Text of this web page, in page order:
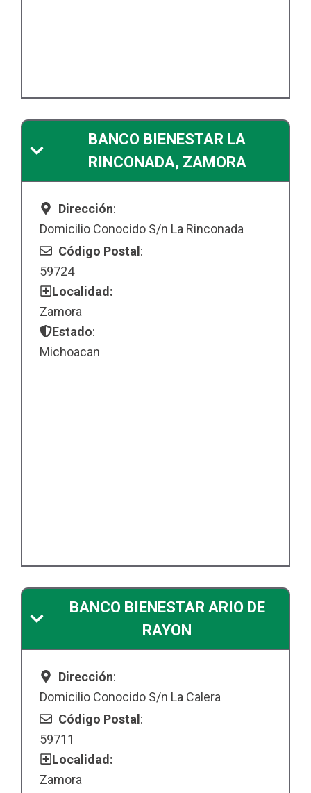
BANCO BIENESTAR LA
RINCONADA, ZAMORA
Dirección:
Domicilio Conocido S/n La Rinconada
Código Postal:
59724
Localidad:
Zamora
Estado:
Michoacan
BANCO BIENESTAR ARIO DE
RAYON
Dirección:
Domicilio Conocido S/n La Calera
Código Postal:
59711
Localidad:
Zamora